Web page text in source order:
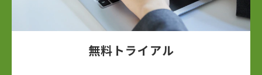
無料トライアル